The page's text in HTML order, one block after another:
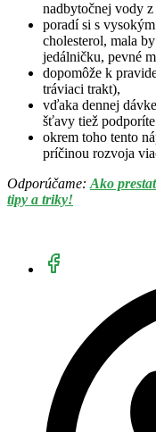
nadbytočnej vody z
poradí si s
cholesterol, mala
jedálničku, pevné
dopomôže k
tráviaci trakt),
vďaka dennej
šťavy tiež
okrem toho tento
príčinou rozvoja
Odporúčame: Ako
tipy a triky!